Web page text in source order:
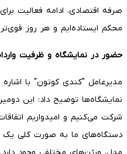
صرفه اقتصادی، ادامه فعالیت
محکم ایستاده‌ایم و هر روز
حضور در نمایشگاه و ظرفیت
مدیرعامل "کندی کوتون" با
نمایشگاه‌ها توضیح داد: این
شرکت می‌کنیم و امیدواریم
دستگاه‌های ما به صورت کلی یک